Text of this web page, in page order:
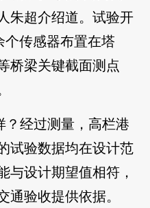
朱超介绍道。试验开
个传感器布置在塔
桥梁关键截面测点
？经过测量，高栏港
试验数据均在设计范
与设计期望值相符，
通验收提供依据。